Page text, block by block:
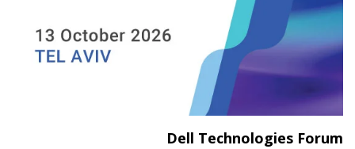
Dell Technologies Forum